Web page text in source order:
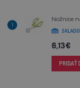
1
Nožnice
6,13€
PRIDAŤ